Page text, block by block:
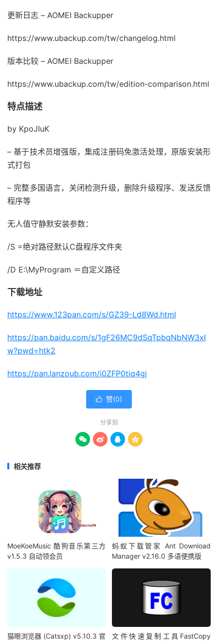
更新日志 – AOMEI Backupper
https://www.ubackup.com/tw/changelog.html
版本比较 – AOMEI Backupper
https://www.ubackup.com/tw/edition-comparison.html
特点描述
by KpoJIuK
– 基于技术员增强版，集成注册码免激活处理，原版安装形
式打包
– 完整多国语言，关闭检测升级，删除升级程序、发送反馈
程序等
无人值守静默安装参数：
/S =绝对路径默认C盘程序文件夹
/D E:\MyProgram ＝自定义路径
下载地址
https://www.123pan.com/s/GZ39-Ld8Wd.html
https://pan.baidu.com/s/1gF26MC9dSqTpbqNbNW3xI
w?pwd=htk2
https://pan.lanzoub.com/i0ZFP0tiq4gj
 赞(0)
分享到
   
相关推荐
MoeKoeMusic 酷狗音乐第三方
v1.5.3 自动领会员
蚂蚁下载管家 Ant Download
Manager v2.16.0 多语便携版
猫眼浏览器 (Catsxp) v5.10.3 官
文件快速复制工具FastCopy